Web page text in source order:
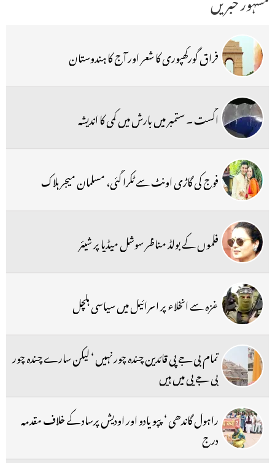
فراق گورکھپوری کا شعر اور آج کا ہندوستان
اگست ۔ ستمبر میں بارش میں کمی کا اندیشہ
فوج کی گاڑی اونٹ سے ٹکرا گئی، مسلمان میجر ہلاک
فلموں کے بولڈ مناظر سوشل میڈیا پر شیئر
غزہ سے انخلاء پر اسرائیل میں سیاسی ہلچل
تمام بی جے پی قائدین چندہ چور نہیں ‘ لیکن سارے چندہ چور
بی جے پی میں ہیں
راہول گاندھی ‘ پپو یادو اور اودیش پرساد کے خلاف مقدمہ
درج